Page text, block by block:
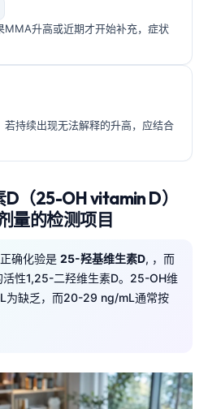
MMA升高或近期才开始补充，症状
若持续出现无法解释的升高，应结合
（25-OH vitamin D）
量的检测项目
确化验是 25-羟基维生素D, ，而
活性1,25-二羟维生素D。25-OH维
为缺乏，而20-29 ng/mL通常按